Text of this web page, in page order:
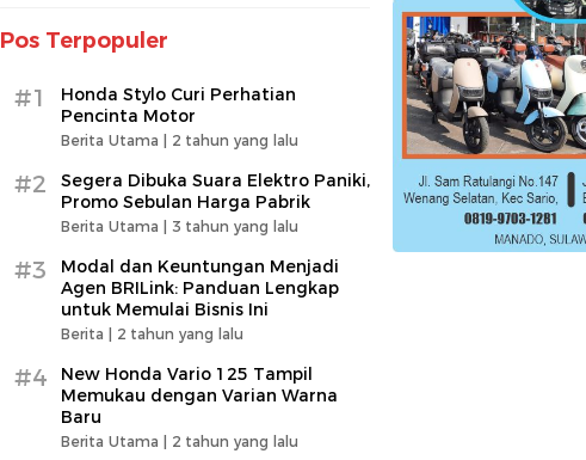
Pos Terpopuler
#1
Honda Stylo Curi Perhatian
Pencinta Motor
Berita Utama | 2 tahun yang lalu
#2
Segera Dibuka Suara Elektro Paniki,
Promo Sebulan Harga Pabrik
Berita Utama | 3 tahun yang lalu
#3
Modal dan Keuntungan Menjadi
Agen BRILink: Panduan Lengkap
untuk Memulai Bisnis Ini
Berita | 2 tahun yang lalu
#4
New Honda Vario 125 Tampil
Memukau dengan Varian Warna
Baru
Berita Utama | 2 tahun yang lalu